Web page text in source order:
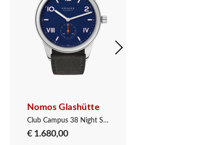
Nomos Glashütte
Club Campus 38 Night Sky
€ 1.680,00